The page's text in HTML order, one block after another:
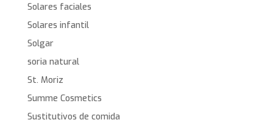
Solares faciales
Solares infantil
Solgar
soria natural
St. Moriz
Summe Cosmetics
Sustitutivos de comida